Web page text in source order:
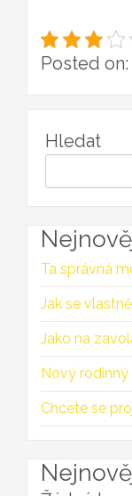
Posted on:
Hledat
Ta správná
Jak se
Jako na
Nový
Chcete se